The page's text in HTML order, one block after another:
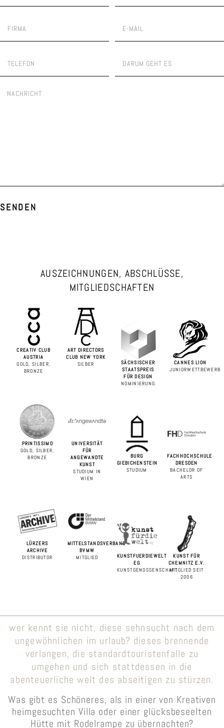
SENDEN
AUSZEICHNUNGEN, ABSCHLÜSSE,
MITGLIEDSCHAFTEN
CREATIV CLUB
AUSTRIA
GOLD, SILBER,
BRONZE
ART DIRECTORS
CLUB NEW YORK
SILBER
SÄCHSISCHER
STAATSPREIS
FÜR DESIGN
NOMINIERUNG
CANNES LION
JUNIORWETTBEWERB
PRINTISSIMO
GOLD, SILBER,
BRONZE
UNIVERSITÄT
FÜR
ANGEWANDTE
KUNST
STUDIUM IN
WIEN
BURG
GIEBICHENSTEIN
STUDIUM
FACHHOCHSCHULE
DRESDEN
BACHELOR OF
ARTS
LÜRZERS
ARCHIVE
DISTRIBUTOR
MITTELSTANDSVERBAND
BVMW
MITGLIED
KUNSTFUERDIEWELT
EG
KUNSTGENOSSENSCHAFT
KUNST FÜR
CHEMNITZ E.V.
MITGLIED SEIT
2006
wer kennt sie nicht, diese sehnsucht nach dem
ungewöhnlichen im urlaub? dieses brennende
verlangen, die standardtouristenfalle zu
umgehen und sich stattdessen in die
abenteuerliche welt des abseitigen zu stürzen.
Was gibt es Schöneres, als in einer von Kreativen
heimgesuchten Villa oder einer glücksbeseelten
Hütte mit Rodelrampe zu übernachten?